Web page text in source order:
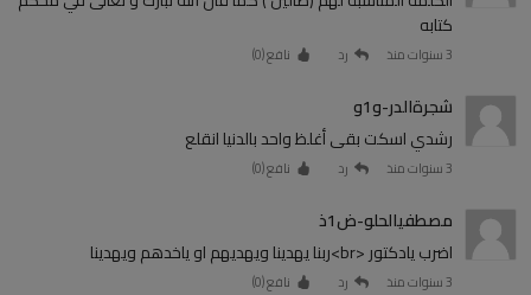
كتابه
3 سنوات منذ رد نافع (0
)
شجرةالدر-و1و
رشدي اسكت بقى أغلظ واحد بالدنيا انقلع
3 سنوات منذ رد نافع (0
)
مصطفيالحلو-ض1ذ
اضرب يادكتور <br>ربنا يهدينا ويهديهم او ياخدهم ويهدينا
3 سنوات منذ رد نافع (0
)